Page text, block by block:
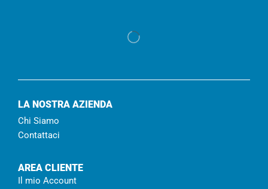
LA NOSTRA AZIENDA
Chi Siamo
Contattaci
AREA CLIENTE
Il mio Account